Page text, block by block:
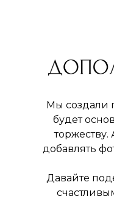
Мы создали
будет
добавлять
Давайте